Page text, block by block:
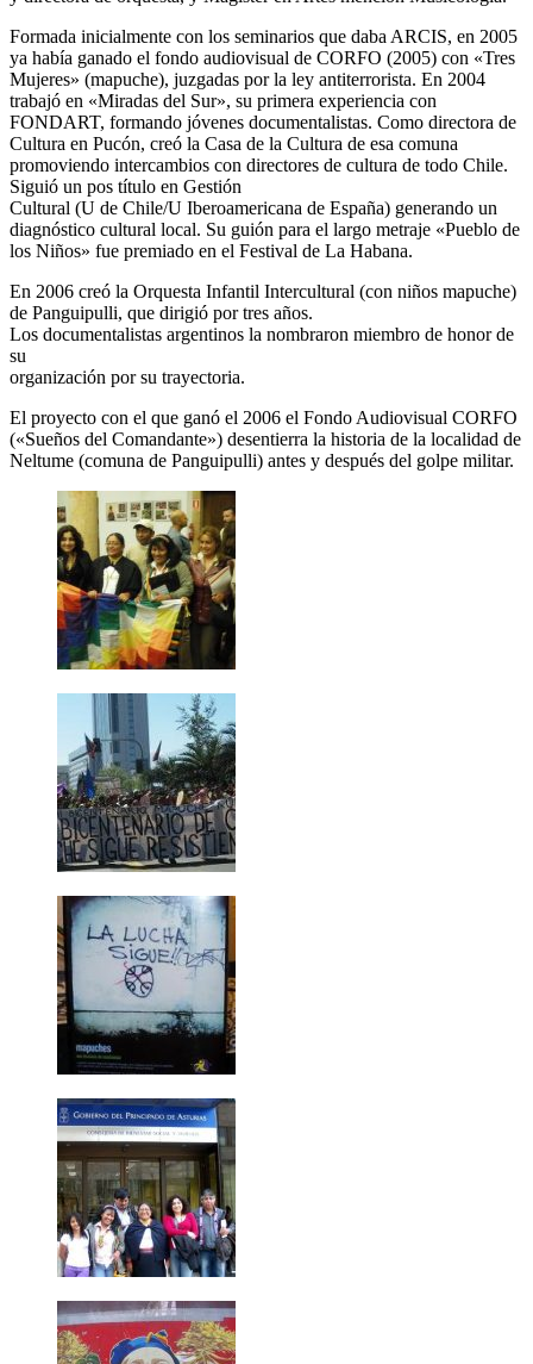
Formada inicialmente con los seminarios que daba ARCIS, en 2005
ya había ganado el fondo audiovisual de CORFO (2005) con «Tres
Mujeres» (mapuche), juzgadas por la ley antiterrorista. En 2004
trabajó en «Miradas del Sur», su primera experiencia con
FONDART, formando jóvenes documentalistas. Como directora de
Cultura en Pucón, creó la Casa de la Cultura de esa comuna
promoviendo intercambios con directores de cultura de todo Chile.
Siguió un pos título en Gestión
Cultural (U de Chile/U Iberoamericana de España) generando un
diagnóstico cultural local. Su guión para el largo metraje «Pueblo de
los Niños» fue premiado en el Festival de La Habana.
En 2006 creó la Orquesta Infantil Intercultural (con niños mapuche)
de Panguipulli, que dirigió por tres años.
Los documentalistas argentinos la nombraron miembro de honor de
su
organización por su trayectoria.
El proyecto con el que ganó el 2006 el Fondo Audiovisual CORFO
(«Sueños del Comandante») desentierra la historia de la localidad de
Neltume (comuna de Panguipulli) antes y después del golpe militar.